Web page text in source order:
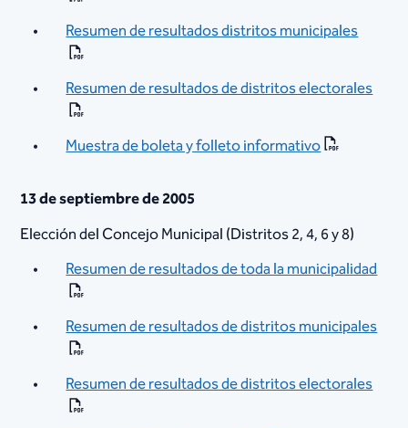
Resumen de resultados distritos municipales
Resumen de resultados de distritos electorales​
Muestra de boleta y folleto informativo
13 de septiembre de 2005
Elección del Concejo Municipal (Distritos 2, 4, 6 y 8)
Resumen de resultados de toda la municipalidad
Resumen de resultados de distritos municipales
Resumen de resultados de distritos electorales​